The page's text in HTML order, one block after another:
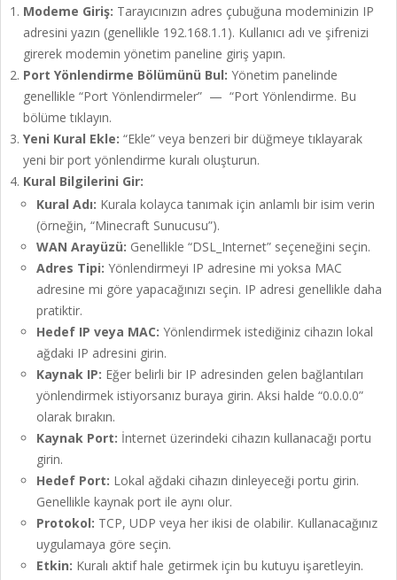
Modeme Giriş: Tarayıcınızın adres çubuğuna modeminizin IP
adresini yazın (genellikle 192.168.1.1). Kullanıcı adı ve şifrenizi
girerek modemin yönetim paneline giriş yapın.
Port Yönlendirme Bölümünü Bul: Yönetim panelinde
genellikle “Port Yönlendirmeler” — “Port Yönlendirme. Bu
bölüme tıklayın.
Yeni Kural Ekle: “Ekle” veya benzeri bir düğmeye tıklayarak
yeni bir port yönlendirme kuralı oluşturun.
Kural Bilgilerini Gir:
Kural Adı: Kurala kolayca tanımak için anlamlı bir isim verin
(örneğin, “Minecraft Sunucusu”).
WAN Arayüzü: Genellikle “DSL_Internet” seçeneğini seçin.
Adres Tipi: Yönlendirmeyi IP adresine mi yoksa MAC
adresine mi göre yapacağınızı seçin. IP adresi genellikle daha
pratiktir.
Hedef IP veya MAC: Yönlendirmek istediğiniz cihazın lokal
ağdaki IP adresini girin.
Kaynak IP: Eğer belirli bir IP adresinden gelen bağlantıları
yönlendirmek istiyorsanız buraya girin. Aksi halde “0.0.0.0”
olarak bırakın.
Kaynak Port: İnternet üzerindeki cihazın kullanacağı portu
girin.
Hedef Port: Lokal ağdaki cihazın dinleyeceği portu girin.
Genellikle kaynak port ile aynı olur.
Protokol: TCP, UDP veya her ikisi de olabilir. Kullanacağınız
uygulamaya göre seçin.
Etkin: Kuralı aktif hale getirmek için bu kutuyu işaretleyin.